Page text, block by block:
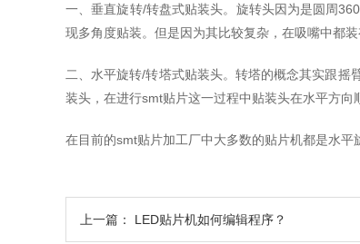
一、垂直旋转/转盘式贴装头。旋转头因为是圆周
现多角度贴装。但是因为其比较复杂，在吸嘴中都
二、水平旋转/转塔式贴装头。转塔的概念其实跟
装头，在进行smt贴片这一过程中贴装头在水平方向
在目前的smt贴片加工厂中大多数的贴片机都是水平
上一篇： LED贴片机如何编辑程序？